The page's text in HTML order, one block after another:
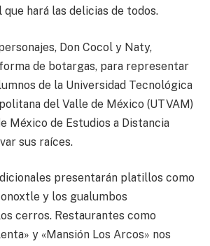
hará las delicias de todos.
Don Cocol y Naty,
de botargas, para representar
de la Universidad Tecnológica
del Valle de México (UTVAM)
México de Estudios a Distancia
sus raíces.
presentarán platillos como
y los gualumbos
cerros. Restaurantes como
y «Mansión Los Arcos» nos